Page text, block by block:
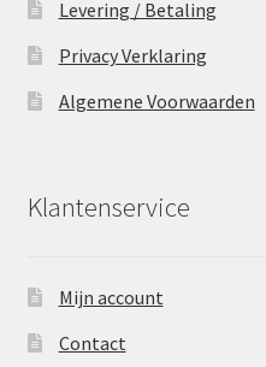
Levering / Betaling
Privacy Verklaring
Algemene Voorwaarden
Klantenservice
Mijn account
Contact